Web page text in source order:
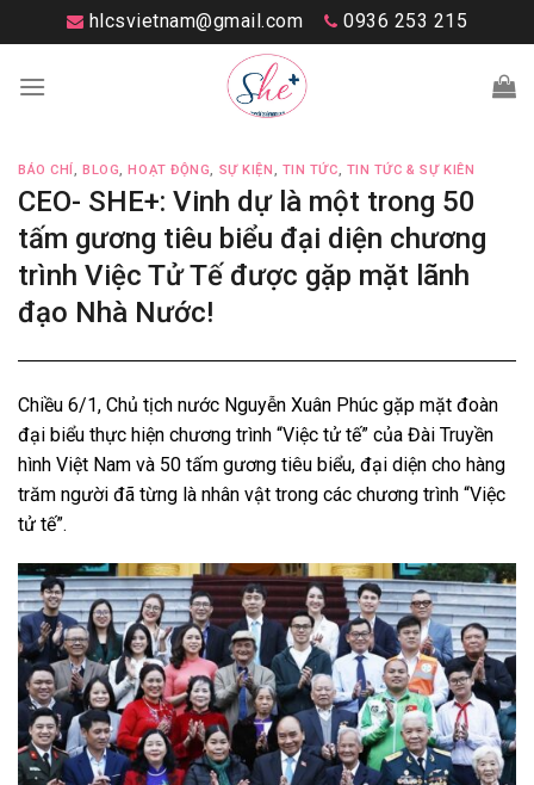
to
content
hlcsvietnam@gmail.com 0936 253 215
BÁO CHÍ,BLOG,HOẠT ĐỘNG, SỰ KIỆN, TIN TỨC, TIN TỨC & SỰ KIÊN
CEO- SHE+: Vinh dự là một trong 50
tấm gương tiêu biểu đại diện chương
trình Việc Tử Tế được gặp mặt lãnh
đạo Nhà Nước!
Chiều 6/1, Chủ tịch nước Nguyễn Xuân Phúc gặp mặt đoàn
đại biểu thực hiện chương trình “Việc tử tế” của Đài Truyền
hình Việt Nam và 50 tấm gương tiêu biểu, đại diện cho hàng
trăm người đã từng là nhân vật trong các chương trình “Việc
tử tế”.